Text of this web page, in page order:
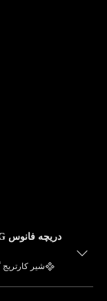
شیر کارتریج